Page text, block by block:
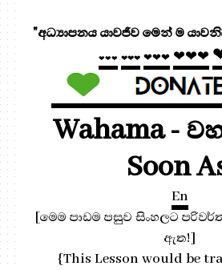
"අධ්‍යාපනය යාවජීව මෙන් ම
❤❤❤ ❤❤❤ ❤❤❤ ❤❤❤
Wahama -
Soon
En
[මෙම පාඩම පසුව සිංහලට
ඇත!]
{This Lesson would be